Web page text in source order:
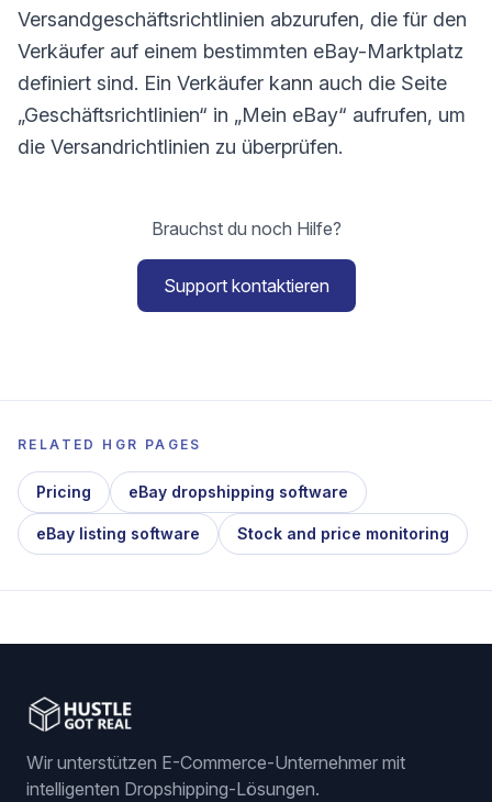
Versandgeschäftsrichtlinien abzurufen, die für den
Verkäufer auf einem bestimmten eBay-Marktplatz
definiert sind. Ein Verkäufer kann auch die Seite
„Geschäftsrichtlinien“ in „Mein eBay“ aufrufen, um
die Versandrichtlinien zu überprüfen.
Brauchst du noch Hilfe?
Support kontaktieren
RELATED HGR PAGES
Pricing eBay dropshipping software
eBay listing software Stock and price monitoring
Wir unterstützen E-Commerce-Unternehmer mit
intelligenten Dropshipping-Lösungen.